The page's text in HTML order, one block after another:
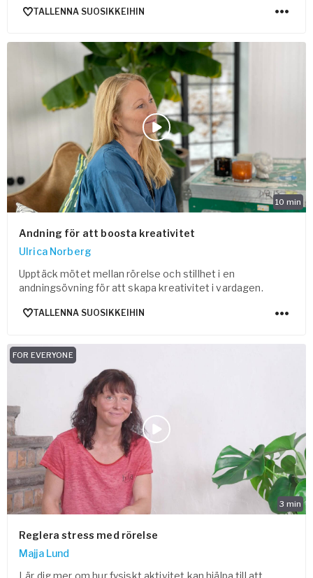
TALLENNA SUOSIKKEIHIN
10 min
Andning för att boosta kreativitet
Ulrica Norberg
Upptäck mötet mellan rörelse och stillhet i en
andningsövning för att skapa kreativitet i vardagen.
TALLENNA SUOSIKKEIHIN
3 min
FOR EVERYONE
Reglera stress med rörelse
Majja Lund
Lär dig mer om hur fysiskt aktivitet kan hjälpa till att